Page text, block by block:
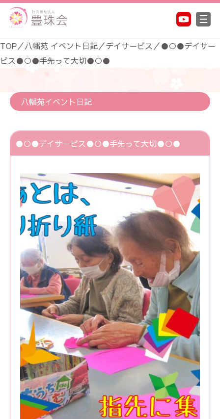
TOP／八幡苑 イベント日記／デイサービス ／●○●デイサー
ビス●○●手先って大切●○●
八幡苑イベント日記
●○●デイサービス●○●手先って大切●○●